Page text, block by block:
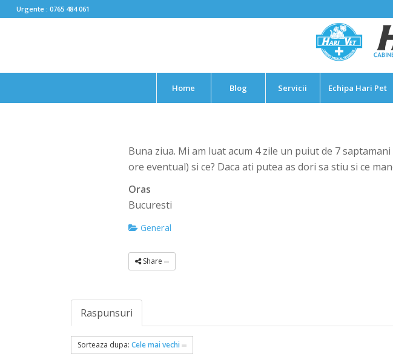
Urgente : 0765 484 061
Home Blog Servicii Echipa Hari Pet
Buna ziua. Mi am luat acum 4 zile un puiut de 7
ore eventual) si ce? Daca ati putea as dori sa stiu si ce
Oras
Bucuresti
General
Share
Raspunsuri
Sorteaza dupa:Cele mai vechi